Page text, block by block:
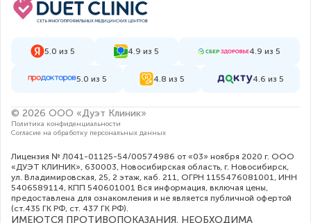
5.0 из 5 4.9 из 5 4.9 из 5
5.0 из 5 4.8 из 5 4.6 из 5
© 2026 ООО «Дуэт Клиник»
Политика конфиденциальности
Согласие на обработку персональных данных
Лицензия № Л041-01125-54/00574986 от «03» ноября 2020 г. ООО
«ДУЭТ КЛИНИК», 630003, Новосибирская область, г. Новосибирск,
ул. Владимировская, 25, 2 этаж, каб. 211, ОГРН 1155476081001, ИНН
5406589114, КПП 540601001 Вся информация, включая цены,
предоставлена для ознакомления и не является публичной офертой
(ст.435 ГК РФ, cт. 437 ГК РФ).
ИМЕЮТСЯ ПРОТИВОПОКАЗАНИЯ. НЕОБХОДИМА